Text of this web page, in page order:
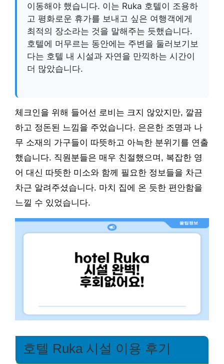
이동해야 했습니다. 이는 Ruka 호텔이 조용하
고 평화로운 휴가를 보내고 싶은 여행객에게
최적의 장소라는 것을 말해주는 듯했습니다.
호텔에 머무르는 동안에는 주변을 둘러보기보
다는 호텔 내 시설과 자연을 만끽하는 시간이
더 많았습니다.
체크인을 위해 들어선 로비는 크지 않았지만, 깔끔
하고 정돈된 느낌을 주었습니다. 은은한 조명과 나
무 소재의 가구들이 따뜻하고 아늑한 분위기를 연출
했습니다. 직원분들은 매우 친절했으며, 복잡한 영
어 대신 따뜻한 미소와 함께 필요한 정보들을 차근
차근 알려주셨습니다. 마치 집에 온 듯한 편안함을
느낄 수 있었습니다.
호텔 Ruka 시설 이용 후기